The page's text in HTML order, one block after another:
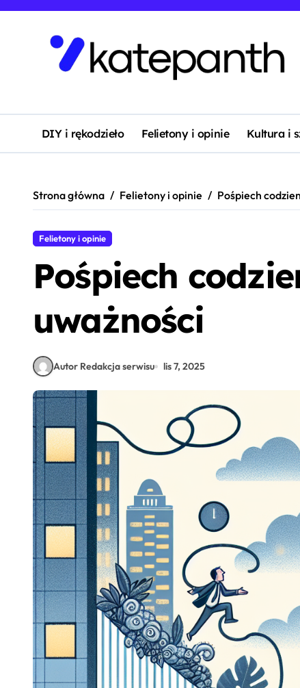
DIY i rękodzieło Felietony i opinie Kultura i
Strona główna Felietony i opinie Pośpiech
Felietony i opinie
Pośpiech
uważności
Autor Redakcja serwisu lis 7, 2025